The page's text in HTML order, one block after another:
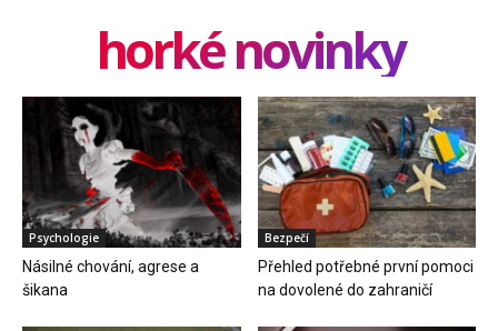
horké novinky
Psychologie
Násilné chování, agrese a
šikana
Bezpečí
Přehled potřebné první pomoci
na dovolené do zahraničí